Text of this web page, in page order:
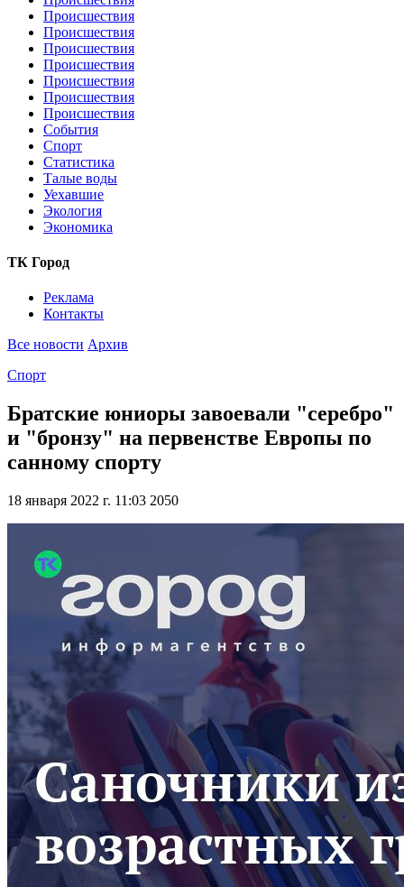
Происшествия
Происшествия
Происшествия
Происшествия
Происшествия
Происшествия
Происшествия
События
Спорт
Статистика
Талые воды
Уехавшие
Экология
Экономика
ТК Город
Реклама
Контакты
Все новости Архив
Спорт
Братские юниоры завоевали "серебро"
и "бронзу" на первенстве Европы по
санному спорту
18 января 2022 г. 11:03 2050